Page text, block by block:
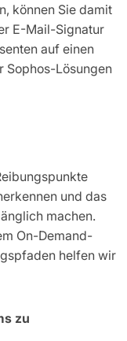
können Sie damit
E-Mail-Signatur
auf einen
Sophos-Lösungen
und das
machen.
On-Demand-
helfen wir
zu